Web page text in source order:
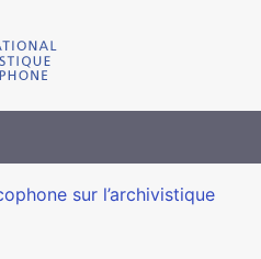
sur l’archivistique